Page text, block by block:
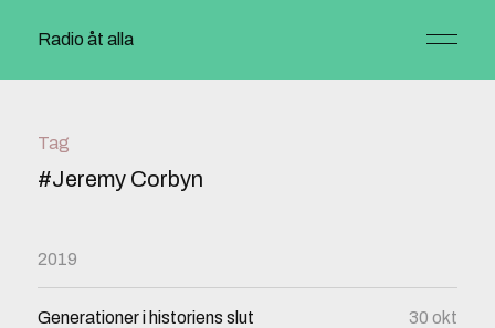
Radio åt alla
Tag
#Jeremy Corbyn
2019
Generationer i historiens slut 30 okt